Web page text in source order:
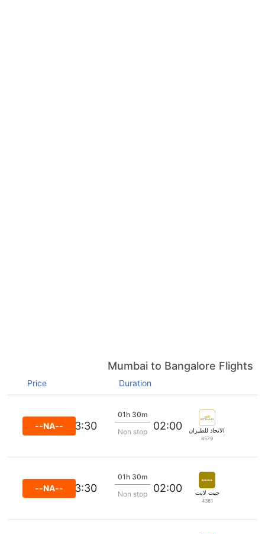
Mumbai to Bangalore Flights
Duration
Price
الاتحاد للطيران
8579
02:00
01h 30m
Non stop
03:30
--NA--
جيت لايت
4381
02:00
01h 30m
Non stop
03:30
--NA--